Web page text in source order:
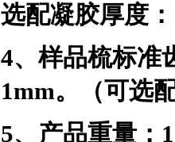
选配凝胶厚度：
4、样品梳标准
1mm。（可选
5、产品重量：